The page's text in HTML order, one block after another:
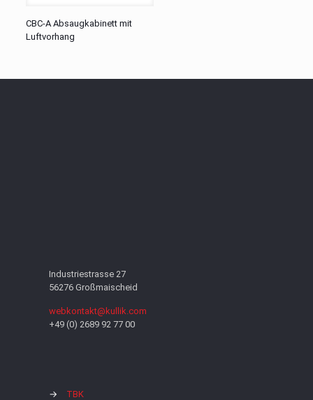
CBC-A Absaugkabinett mit
Luftvorhang
Industriestrasse 27
56276 Großmaischeid
webkontakt@kullik.com
+49 (0) 2689 92 77 00
→
TBK